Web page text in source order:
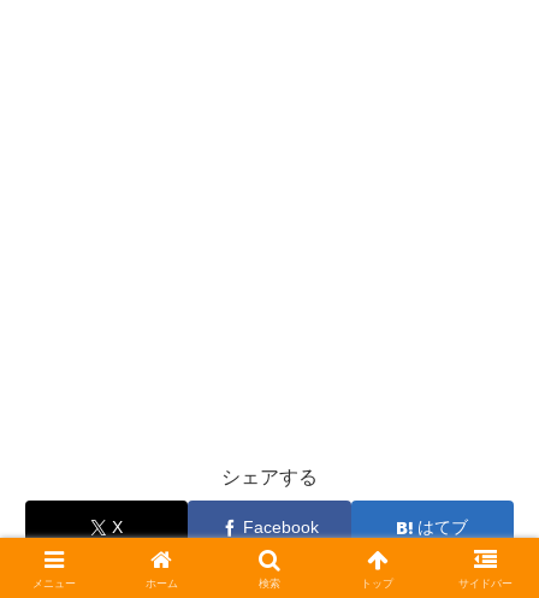
シェアする
X Facebook はてブ
LINE コピー
メニュー ホーム 検索 トップ サイドバー